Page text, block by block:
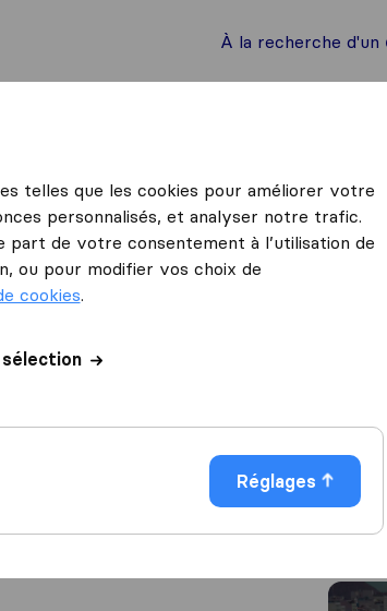
À la recherche d'un
telles que les cookies pour améliorer votre
personnalisés, et analyser notre trafic.
de votre consentement à l’utilisation de
ou pour modifier vos choix de
cookies.
Réglages